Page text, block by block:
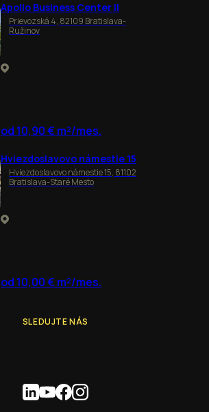
Apollo Business Center II
Prievozská 4, 82109 Bratislava-
Ružinov
od 10,90 € m²/mes.
Hviezdoslavovo námestie 15
Hviezdoslavovo námestie 15, 81102
Bratislava-Staré Mesto
od 10,00 € m²/mes.
SLEDUJTE NÁS